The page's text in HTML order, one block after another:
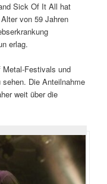
Sick Of It All hat
von 59 Jahren
erlag.
Festivals und
Die Anteilnahme
weit über die